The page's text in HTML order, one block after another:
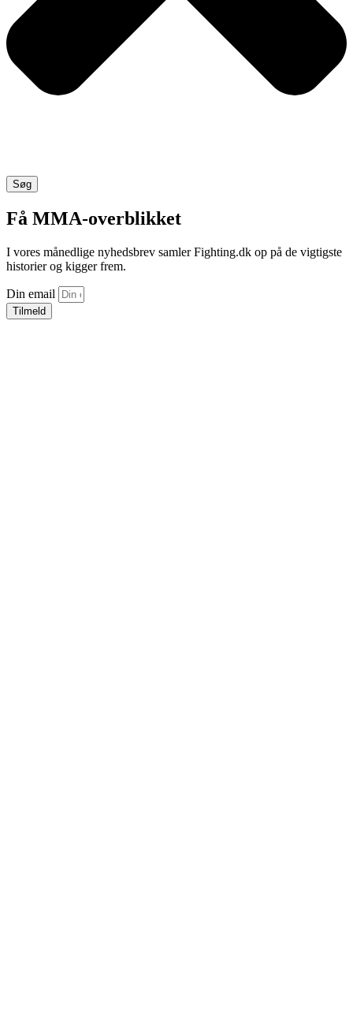
Søg
Få MMA-overblikket
I vores månedlige nyhedsbrev samler Fighting.dk op på de vigtigste
historier og kigger frem.
Din email
Tilmeld